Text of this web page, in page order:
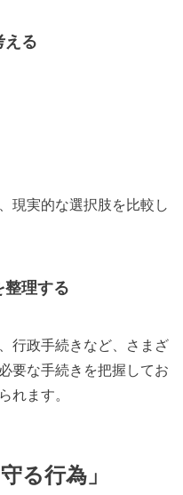
える
現実的な選択肢を比較し
整理する
行政手続きなど、さまざ
要な手続きを把握してお
れます。
る行為」